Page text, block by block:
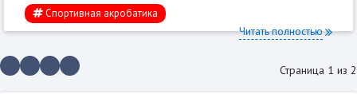
Спортивная акробатика
Читать полностью
Страница 1 из 2